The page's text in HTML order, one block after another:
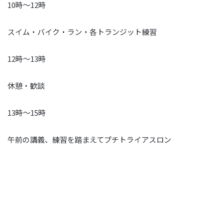
10時～12時
スイム・バイク・ラン・各トランジット練習
12時～13時
休憩・歓談
13時～15時
午前の講義、練習を踏まえてプチトライアスロン